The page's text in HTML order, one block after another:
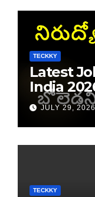
TECKKY
Latest
India
JULY 29, 2026
TECKKY